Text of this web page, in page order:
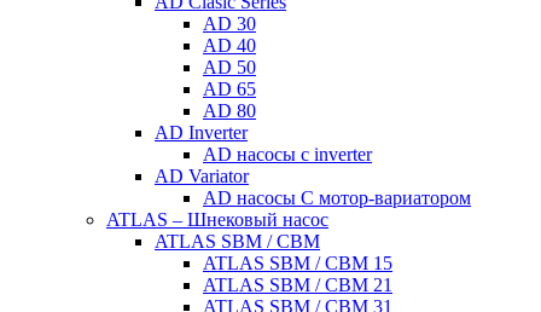
AD 30
AD 40
AD 50
AD 65
AD 80
AD Inverter
AD насосы с inverter
AD Variator
AD насосы С мотор-вариатором
ATLAS – Шнековый насос
ATLAS SBM / CBM
ATLAS SBM / CBM 15
ATLAS SBM / CBM 21
ATLAS SBM / CBM 31